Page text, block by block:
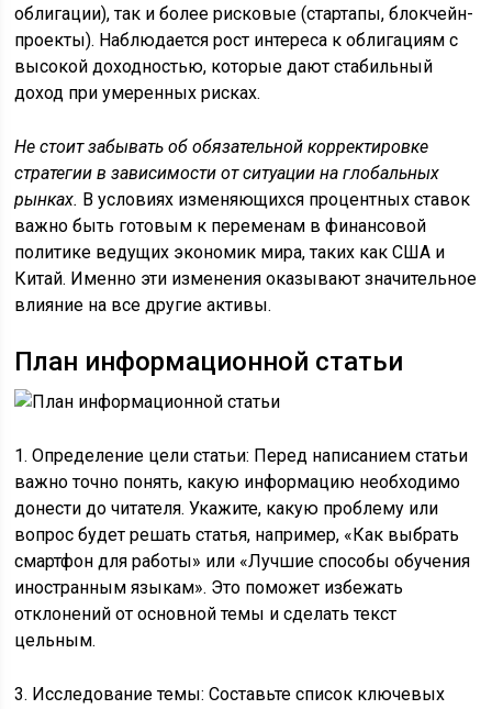
облигации), так и более рисковые (стартапы, блокчейн-
проекты). Наблюдается рост интереса к облигациям с
высокой доходностью, которые дают стабильный
доход при умеренных рисках.
Не стоит забывать об обязательной корректировке
стратегии в зависимости от ситуации на глобальных
рынках. В условиях изменяющихся процентных ставок
важно быть готовым к переменам в финансовой
политике ведущих экономик мира, таких как США и
Китай. Именно эти изменения оказывают значительное
влияние на все другие активы.
План информационной статьи
1. Определение цели статьи: Перед написанием статьи
важно точно понять, какую информацию необходимо
донести до читателя. Укажите, какую проблему или
вопрос будет решать статья, например, «Как выбрать
смартфон для работы» или «Лучшие способы обучения
иностранным языкам». Это поможет избежать
отклонений от основной темы и сделать текст
цельным.
3. Исследование темы: Составьте список ключевых